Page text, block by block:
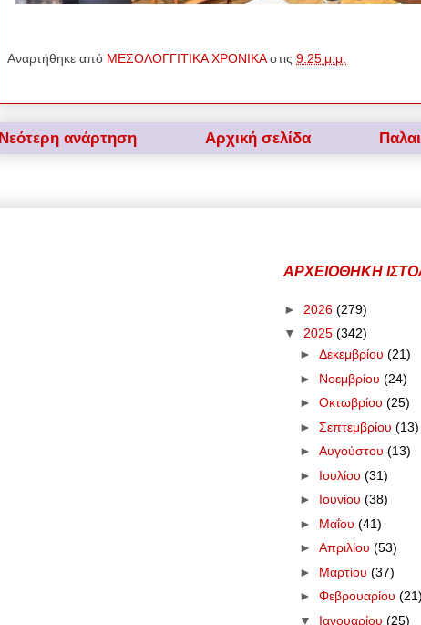
Αναρτήθηκε από ΜΕΣΟΛΟΓΓΙΤΙΚΑ ΧΡΟΝΙΚΑ στις 9:25 μ.μ.
Νεότερη ανάρτηση Αρχική σελίδα
ΑΡΧΕΙΟΘΗΚΗ
► 2026 (279)
▼ 2025 (342)
► Δεκεμβρίου (21)
► Νοεμβρίου (24)
► Οκτωβρίου (25)
► Σεπτεμβρίου (13)
► Αυγούστου (13)
► Ιουλίου (31)
► Ιουνίου (38)
► Μαΐου (41)
► Απριλίου (53)
► Μαρτίου (37)
► Φεβρουαρίου (21)
▼ Ιανουαρίου (25)